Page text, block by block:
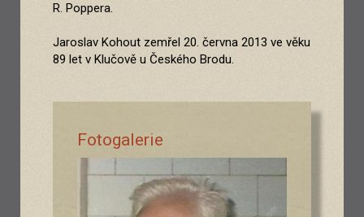
R. Poppera.
Jaroslav Kohout zemřel 20. června 2013 ve věku
89 let v Klučově u Českého Brodu.
Fotogalerie